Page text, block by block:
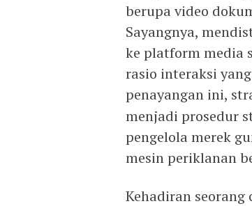
berupa video
Sayangnya,
ke platform media
rasio interaksi
penayangan ini,
menjadi prosedur
pengelola merek
mesin periklanan
Kehadiran